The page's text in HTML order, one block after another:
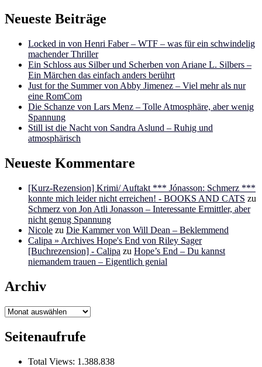
Neueste Beiträge
Locked in von Henri Faber – WTF – was für ein schwindelig
machender Thriller
Ein Schloss aus Silber und Scherben von Ariane L. Silbers –
Ein Märchen das einfach anders berührt
Just for the Summer von Abby Jimenez – Viel mehr als nur
eine RomCom
Die Schanze von Lars Menz – Tolle Atmosphäre, aber wenig
Spannung
Still ist die Nacht von Sandra Aslund – Ruhig und
atmosphärisch
Neueste Kommentare
[Kurz-Rezension] Krimi/ Auftakt *** Jónasson: Schmerz ***
konnte mich leider nicht erreichen! - BOOKS AND CATS zu
Schmerz von Jon Atli Jonasson – Interessante Ermittler, aber
nicht genug Spannung
Nicole zu Die Kammer von Will Dean – Beklemmend
Calipa » Archives Hope's End von Riley Sager
[Buchrezension] - Calipa zu Hope’s End – Du kannst
niemandem trauen – Eigentlich genial
Archiv
Archiv
Seitenaufrufe
Total Views: 1.388.838